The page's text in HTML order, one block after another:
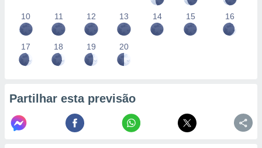
10 11 12 13 14 15 16
17 18 19 20
Partilhar esta previsão